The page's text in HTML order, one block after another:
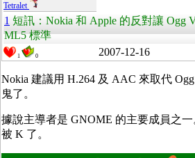
Tetralet
1 短訊：Nokia 和 Apple 的反對讓 Ogg
ML5 標準
1 0 2007-12-16
Nokia 建議用 H.264 及 AAC 來取代
鬼了。
據說主導者是 GNOME 的主要成員之
被 K 了。